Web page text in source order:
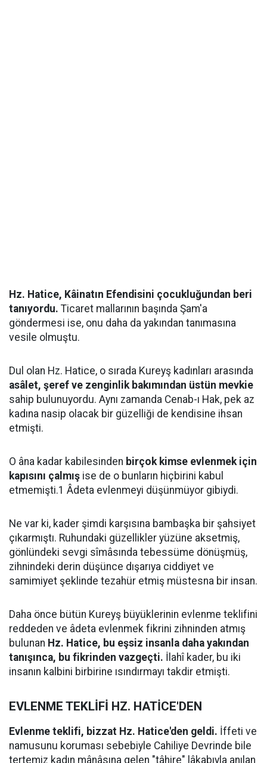
Hz. Hatice, Kâinatın Efendisini çocukluğundan beri
tanıyordu. Ticaret mallarının başında Şam'a
göndermesi ise, onu daha da yakından tanımasına
vesile olmuştu.
Dul olan Hz. Hatice, o sırada Kureyş kadınları arasında
asâlet, şeref ve zenginlik bakımından üstün mevkie
sahip bulunuyordu. Aynı zamanda Cenab-ı Hak, pek az
kadına nasip olacak bir güzelliği de kendisine ihsan
etmişti.
O âna kadar kabilesinden birçok kimse evlenmek için
kapısını çalmış ise de o bunların hiçbirini kabul
etmemişti.1 Âdeta evlenmeyi düşünmüyor gibiydi.
Ne var ki, kader şimdi karşısına bambaşka bir şahsiyet
çıkarmıştı. Ruhundaki güzellikler yüzüne aksetmiş,
gönlündeki sevgi sîmâsında tebessüme dönüşmüş,
zihnindeki derin düşünce dışarıya ciddiyet ve
samimiyet şeklinde tezahür etmiş müstesna bir insan.
Daha önce bütün Kureyş büyüklerinin evlenme teklifini
reddeden ve âdeta evlenmek fikrini zihninden atmış
bulunan Hz. Hatice, bu eşsiz insanla daha yakından
tanışınca, bu fikrinden vazgeçti. İlahî kader, bu iki
insanın kalbini birbirine ısındırmayı takdir etmişti.
EVLENME TEKLİFİ HZ. HATİCE'DEN
Evlenme teklifi, bizzat Hz. Hatice'den geldi. İffeti ve
namusunu koruması sebebiyle Cahiliye Devrinde bile
tertemiz kadın mânâsına gelen "tâhire" lâkabıyla anılan